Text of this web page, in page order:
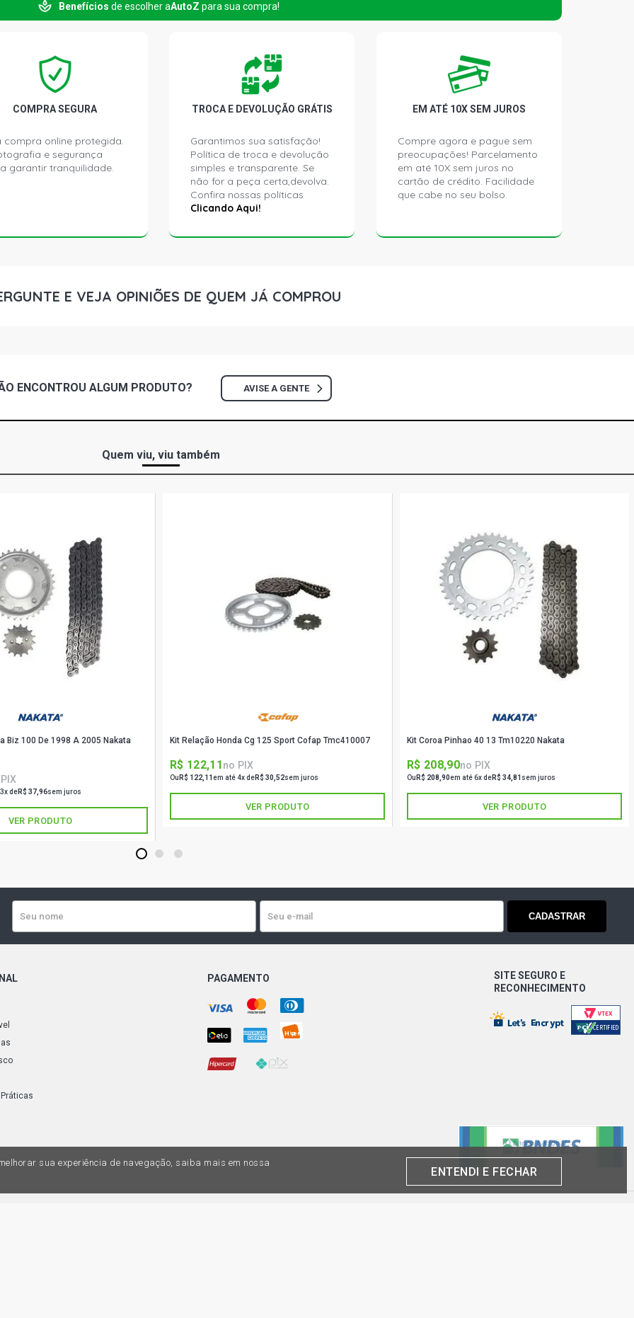
Benefícios de escolher aAutoZ para sua compra!
COMPRA SEGURA
compra online protegida.
e segurança
garantir tranquilidade.
TROCA E DEVOLUÇÃO GRÁTIS
Garantimos sua satisfação!
Política de troca e devolução
simples e transparente. Se
não for a peça certa,devolva.
Confira nossas políticas
Clicando Aqui!
EM ATÉ 10X SEM JUROS
Compre agora e pague sem
preocupações! Parcelamento
em até 10X sem juros no
cartão de crédito. Facilidade
que cabe no seu bolso.
E VEJA OPINIÕES DE QUEM JÁ COMPROU
ENCONTROU ALGUM PRODUTO? AVISE A GENTE
Quem viu, viu também
Biz 100 De 1998 A 2005 Nakata
deR$ 37,96sem juros
VER PRODUTO
Kit Relação Honda Cg 125 Sport Cofap Tmc410007
R$ 122,11no PIX
Ou R$ 122,11em até 4x deR$ 30,52sem juros
VER PRODUTO
Kit Coroa Pinhao 40 13 Tm10220 Nakata
R$ 208,90no PIX
Ou R$ 208,90em até 6x deR$ 34,81 sem juros
VER PRODUTO
1 2 3
CADASTRAR
PAGAMENTO
SITE SEGURO E
RECONHECIMENTO
sua experiência de navegação, saiba mais em nossa
ENTENDI E FECHAR